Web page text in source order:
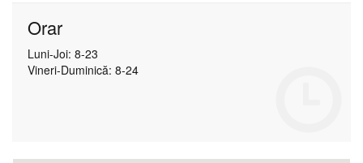
Orar
Luni-Joi: 8-23
Vineri-Duminică: 8-24